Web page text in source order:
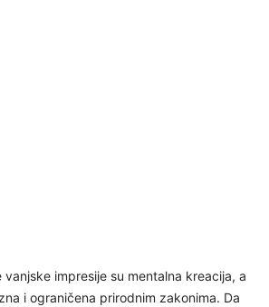
vanjske impresije su mentalna kreacija, a
i ograničena prirodnim zakonima. Da